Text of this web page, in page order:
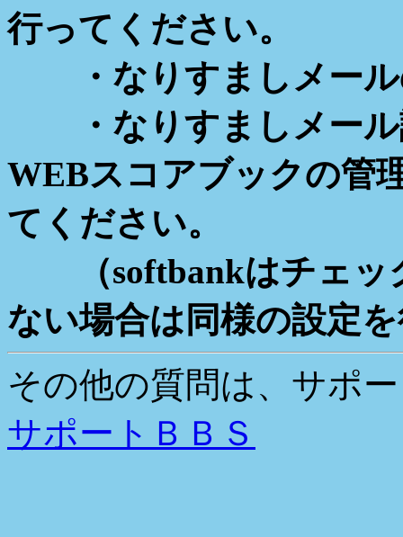
行ってください。
・なりすましメール
・なりすましメール
WEBスコアブックの管
てください。
（softbankはチェッ
ない場合は同様の設定
その他の質問は、サポ
サポートＢＢＳ